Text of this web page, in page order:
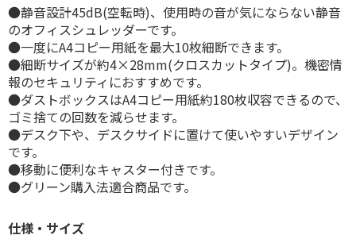
●静音設計45dB(空転時)、使用時の音が気にならない静音
のオフィスシュレッダーです。
●一度にA4コピー用紙を最大10枚細断できます。
●細断サイズが約4×28mm(クロスカットタイプ)。機密情
報のセキュリティにおすすめです。
●ダストボックスはA4コピー用紙約180枚収容できるので、
ゴミ捨ての回数を減らせます。
●デスク下や、デスクサイドに置けて使いやすいデザイン
です。
●移動に便利なキャスター付きです。
●グリーン購入法適合商品です。
仕様・サイズ